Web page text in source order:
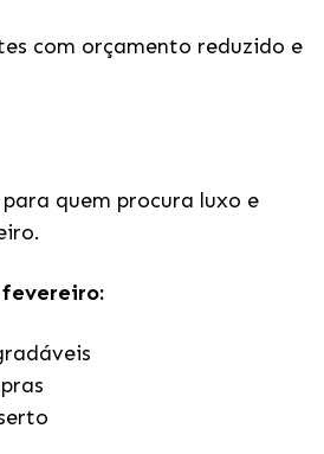
com orçamento reduzido e
quem procura luxo e